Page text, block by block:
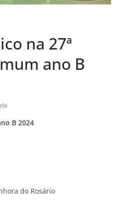
na 27ª
ano B
B 2024
do Rosário